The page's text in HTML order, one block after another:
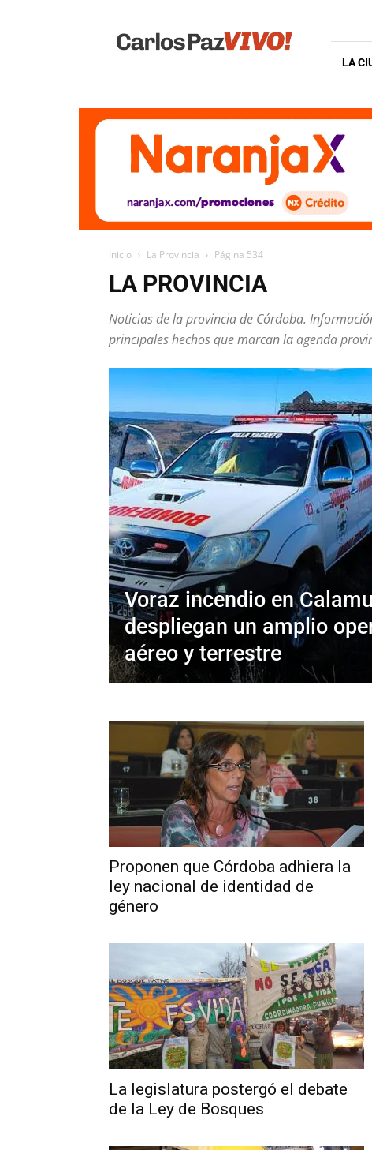
Vivo
LA
Inicio La Provincia Página 534
LA PROVINCIA
Noticias de la provincia de Córdoba.
principales hechos que marcan la agenda
Voraz incendio en
despliegan un amplio
aéreo y terrestre
Proponen que Córdoba adhiera la
ley nacional de identidad de
género
La legislatura postergó el debate
de la Ley de Bosques